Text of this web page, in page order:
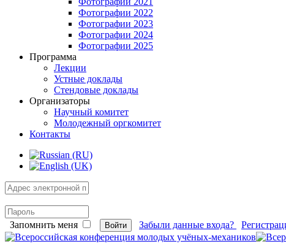
Фотографии 2022
Фотографии 2023
Фотографии 2024
Фотографии 2025
Программа
Лекции
Устные доклады
Стендовые доклады
Организаторы
Научный комитет
Молодежный оргкомитет
Контакты
Запомнить меня Войти Забыли данные входа?